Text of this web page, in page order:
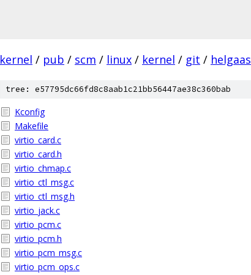
kernel / pub / scm / linux / kernel / git / helgaas
tree: e57795dc66fd8c8aab1c21bb56447ae38c360bab
Kconfig
Makefile
virtio_card.c
virtio_card.h
virtio_chmap.c
virtio_ctl_msg.c
virtio_ctl_msg.h
virtio_jack.c
virtio_pcm.c
virtio_pcm.h
virtio_pcm_msg.c
virtio_pcm_ops.c